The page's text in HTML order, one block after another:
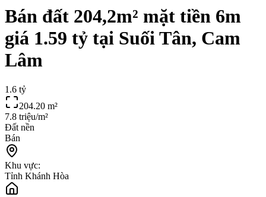
Bán đất 204,2m² mặt tiền 6m
giá 1.59 tỷ tại Suối Tân, Cam
Lâm
1.6 tỷ
204.20 m²
7.8 triệu/m²
Đất nền
Bán
Khu vực:
Tỉnh Khánh Hòa